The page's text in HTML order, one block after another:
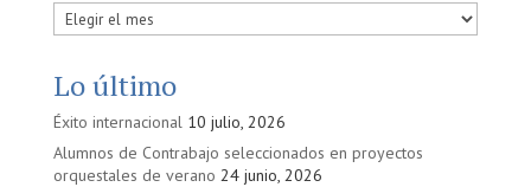
Publicadas
en
Lo último
Éxito internacional 10 julio, 2026
Alumnos de Contrabajo seleccionados en proyectos
orquestales de verano 24 junio, 2026